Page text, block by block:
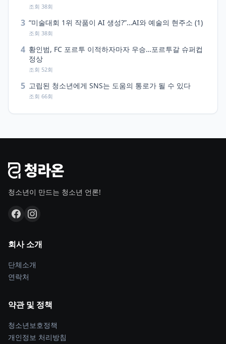
조회 38회
3 “미술대회 1위 작품이 AI 생성?”…AI와 예술의 현주소 (1)
조회 38회
4 황인범, FC 포르투 이적하자마자 우승…포르투갈 슈퍼컵
정상
조회 52회
5 고립된 청소년에게 SNS는 도움의 통로가 될 수 있다
조회 66회
청소년이 만드는 청소년 언론!
회사 소개
단체소개
연락처
약관 및 정책
청소년보호정책
개인정보 처리방침